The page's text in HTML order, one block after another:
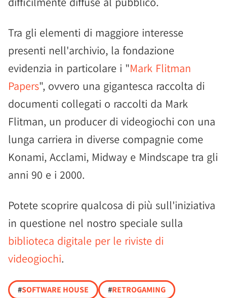
Tra gli elementi di maggiore interesse
presenti nell'archivio, la fondazione
evidenzia in particolare i "Mark Flitman
Papers", ovvero una gigantesca raccolta di
documenti collegati o raccolti da Mark
Flitman, un producer di videogiochi con una
lunga carriera in diverse compagnie come
Konami, Acclami, Midway e Mindscape tra gli
anni 90 e i 2000.
Potete scoprire qualcosa di più sull'iniziativa
in questione nel nostro speciale sulla
biblioteca digitale per le riviste di
videogiochi.
#SOFTWARE HOUSE #RETROGAMING